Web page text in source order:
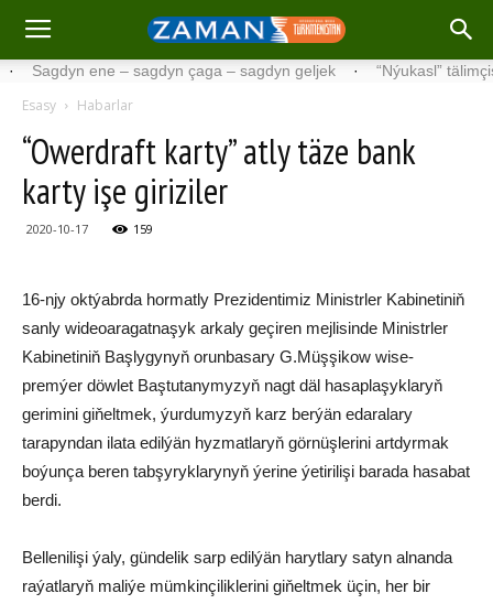
ene – sagdyn çaga – sagdyn geljek · “Nýukasl” tälimçisini
Esasy Habarlar
“Owerdraft karty” atly täze bank
karty işe giriziler
2020-10-17 159
16-njy oktýabrda hormatly Prezidentimiz Ministrler Kabinetiniň
sanly wideoaragatnaşyk arkaly geçiren mejlisinde Ministrler
Kabinetiniň Başlygynyň orunbasary G.Müşşikow wise-
premýer döwlet Baştutanymyzyň nagt däl hasaplaşyklaryň
gerimini giňeltmek, ýurdumyzyň karz berýän edaralary
tarapyndan ilata edilýän hyzmatlaryň görnüşlerini artdyrmak
boýunça beren tabşyryklarynyň ýerine ýetirilişi barada hasabat
berdi.
Bellenilişi ýaly, gündelik sarp edilýän harytlary satyn alnanda
raýatlaryň maliýe mümkinçiliklerini giňeltmek üçin, her bir